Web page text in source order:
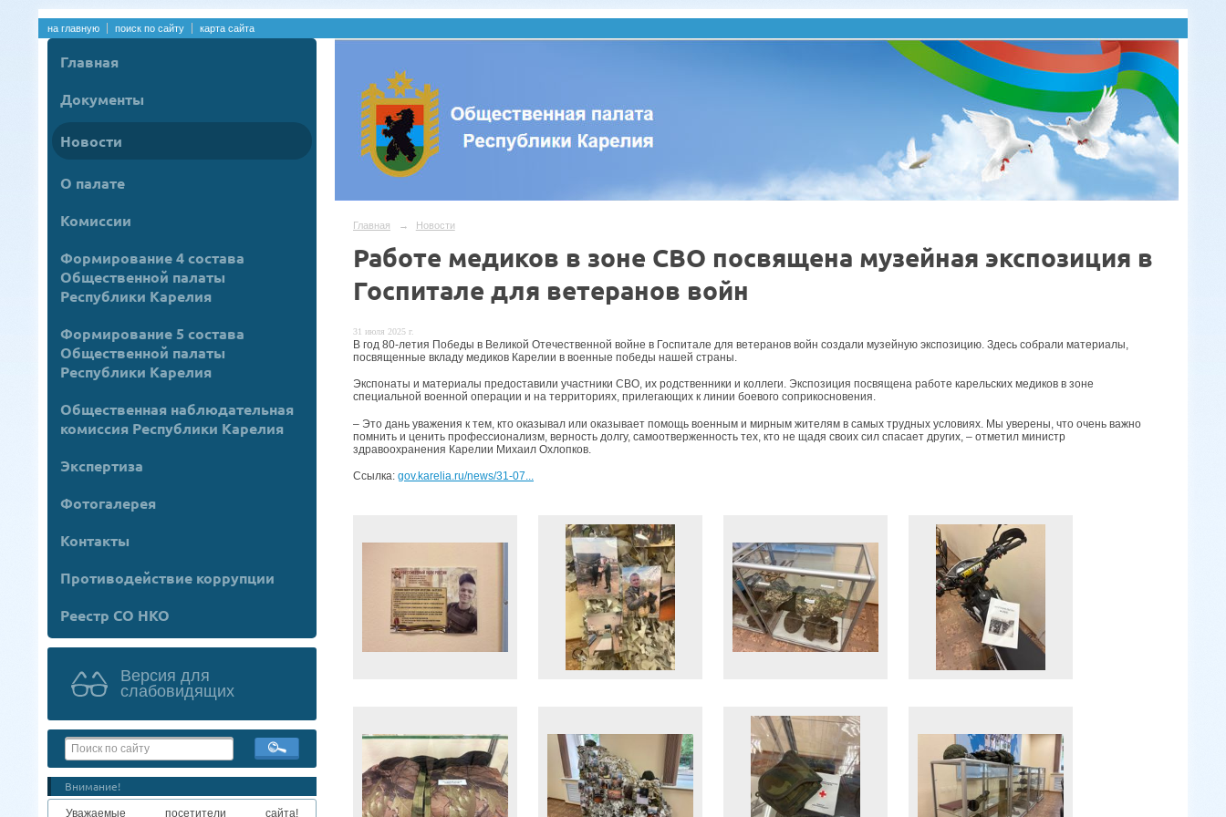
на главную поиск по сайту карта сайта
Главная
Документы
Новости
О палате
Комиссии
Формирование 4 состава
Общественной палаты
Республики Карелия
Формирование 5 состава
Общественной палаты
Республики Карелия
Общественная наблюдательная
комиссия Республики Карелия
Экспертиза
Фотогалерея
Контакты
Противодействие коррупции
Реестр СО НКО
Версия для
слабовидящих
Внимание!
Уважаемые посетители сайта!
Главная → Новости
Работе медиков в зоне СВО посвящена музейная экспозиция в
Госпитале для ветеранов войн
31 июля 2025 г.
В год 80-летия Победы в Великой Отечественной войне в Госпитале для ветеранов войн создали музейную экспозицию. Здесь собрали материалы,
посвященные вкладу медиков Карелии в военные победы нашей страны.
Экспонаты и материалы предоставили участники СВО, их родственники и коллеги. Экспозиция посвящена работе карельских медиков в зоне
специальной военной операции и на территориях, прилегающих к линии боевого соприкосновения.
– Это дань уважения к тем, кто оказывал или оказывает помощь военным и мирным жителям в самых трудных условиях. Мы уверены, что очень важно
помнить и ценить профессионализм, верность долгу, самоотверженность тех, кто не щадя своих сил спасает других, – отметил министр
здравоохранения Карелии Михаил Охлопков.
Ссылка: gov.karelia.ru/news/31-07...